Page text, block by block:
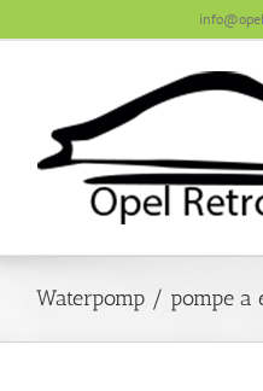
Waterpomp / pompe a